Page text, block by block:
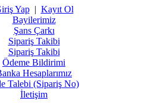
Yap| Kayıt Ol
Bayilerimiz
Şans Çarkı
Sipariş Takibi
Sipariş Takibi
Ödeme Bildirimi
Hesaplarımız
Talebi (Sipariş No)
İletişim